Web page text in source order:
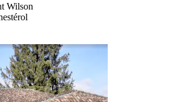
Wilson